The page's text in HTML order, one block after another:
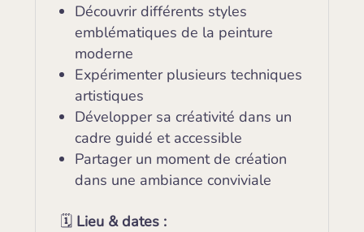
Découvrir différents styles
emblématiques de la peinture
moderne
Expérimenter plusieurs techniques
artistiques
Développer sa créativité dans un
cadre guidé et accessible
Partager un moment de création
dans une ambiance conviviale
🗓️ Lieu & dates :